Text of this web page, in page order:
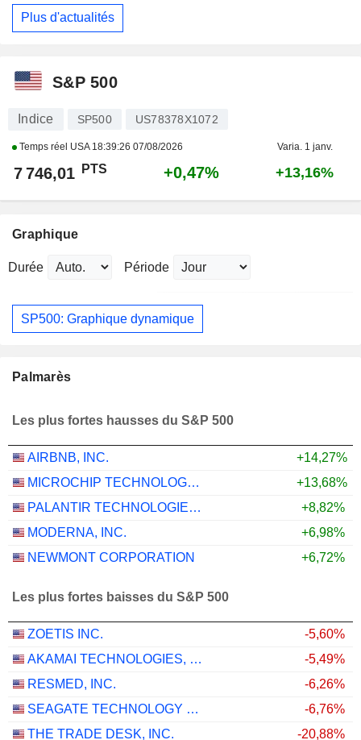
Plus d'actualités
S&P 500
Indice SP500 US78378X1072
Temps réel USA 18:39:26 07/08/2026 Varia. 1 janv.
7 746,01 PTS +0,47% +13,16%
Graphique
Durée Période
SP500: Graphique dynamique
Palmarès
Les plus fortes hausses du S&P 500
AIRBNB, INC.
+14,27%
MICROCHIP TECHNOLOGY INCORPORATED
+13,68%
PALANTIR TECHNOLOGIES INC.
+8,82%
MODERNA, INC.
+6,98%
NEWMONT CORPORATION
+6,72%
Les plus fortes baisses du S&P 500
ZOETIS INC.
-5,60%
AKAMAI TECHNOLOGIES, INC.
-5,49%
RESMED, INC.
-6,26%
SEAGATE TECHNOLOGY HOLDINGS PLC
-6,76%
THE TRADE DESK, INC.
-20,88%